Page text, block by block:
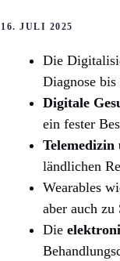
16. JULI 2025
Die
Diagnose
Digitale
ein fester
Telemedizin
ländlichen
Wearables
aber auch zu
Die